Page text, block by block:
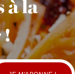
à la
!